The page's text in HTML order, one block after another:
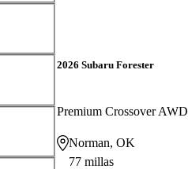
2026 Subaru Forester
Premium Crossover AWD
Norman, OK
77 millas